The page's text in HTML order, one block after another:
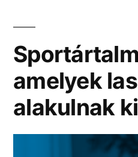
amelyek
alakulnak ki